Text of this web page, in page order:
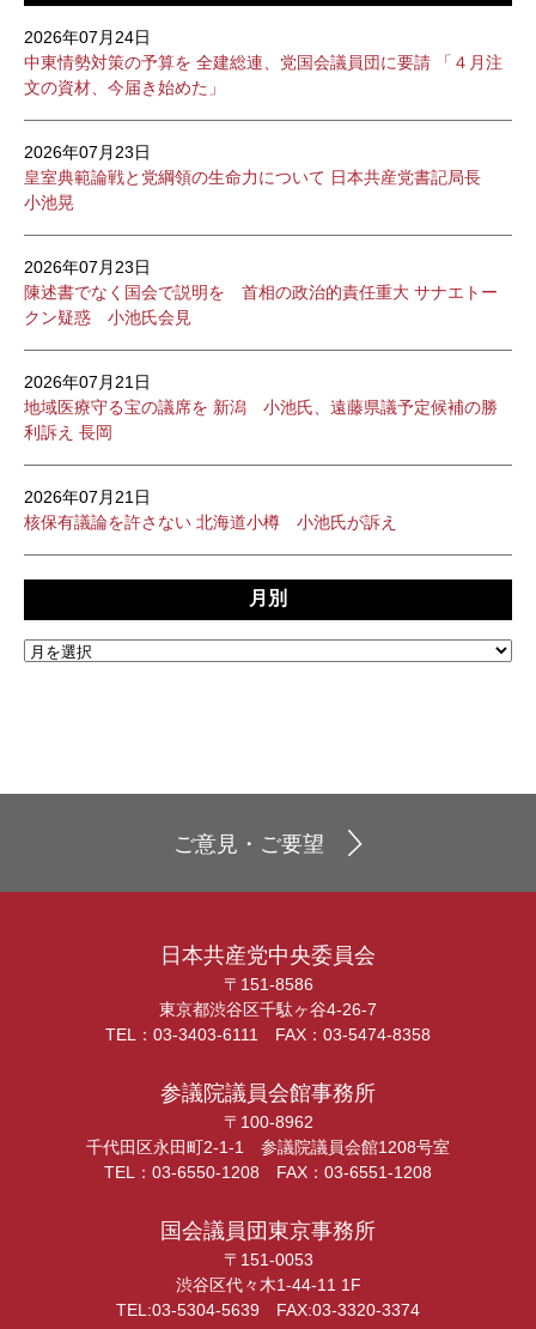
2026年07月24日
中東情勢対策の予算を 全建総連、党国会議員団に要請 「４月注
文の資材、今届き始めた」
2026年07月23日
皇室典範論戦と党綱領の生命力について 日本共産党書記局長
小池晃
2026年07月23日
陳述書でなく国会で説明を 首相の政治的責任重大 サナエトー
クン疑惑 小池氏会見
2026年07月21日
地域医療守る宝の議席を 新潟 小池氏、遠藤県議予定候補の勝
利訴え 長岡
2026年07月21日
核保有議論を許さない 北海道小樽 小池氏が訴え
月別
ご意見・ご要望
日本共産党中央委員会
〒151-8586
東京都渋谷区千駄ヶ谷4-26-7
TEL：03-3403-6111 FAX：03-5474-8358
参議院議員会館事務所
〒100-8962
千代田区永田町2-1-1 参議院議員会館1208号室
TEL：03-6550-1208 FAX：03-6551-1208
国会議員団東京事務所
〒151-0053
渋谷区代々木1-44-11 1F
TEL:03-5304-5639 FAX:03-3320-3374